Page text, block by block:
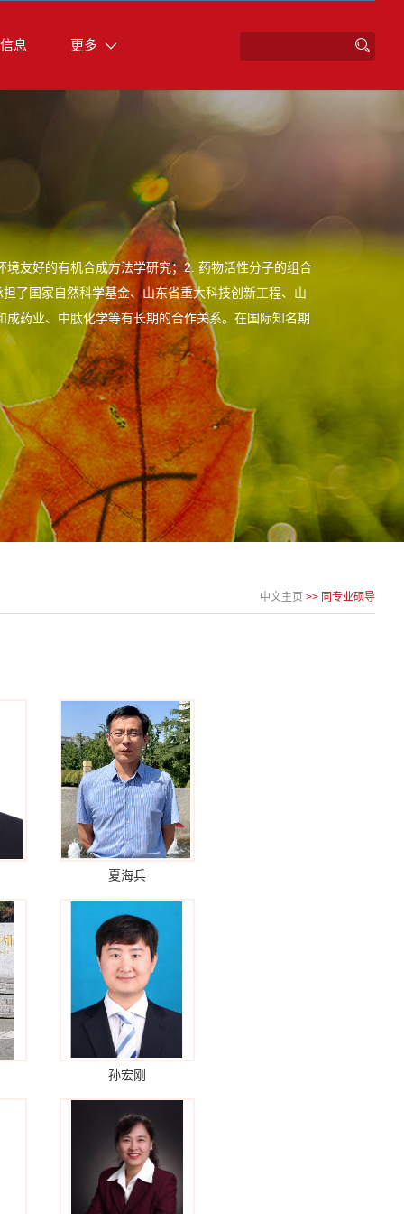
息 更多
友好的有机合成方法学研究；2. 药物活性分子的组合
了国家自然科学基金、山东省重大科技创新工程、山
药业、中肽化学等有长期的合作关系。在国际知名期
中文主页 >> 同专业硕导
夏海兵
孙宏刚